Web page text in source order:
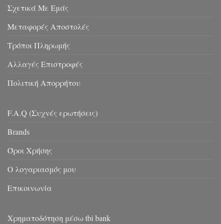
Σχετικά Με Εμάς
Μεταφορές Αποστολές
Τρόποι Πληρωμής
Αλλαγές Επιστροφές
Πολιτική Απορρήτου
F.A.Q (Συχνές ερωτήσεις)
Brands
Όροι Χρήσης
Ο λογαριασμός μου
Επικοινωνία
Χρηματοδότηση μέσω tbi bank